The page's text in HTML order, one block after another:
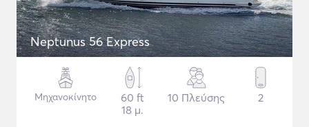
Neptunus 56 Express
Μηχανοκίνητο
60 ft
18 μ.
10 Πλεύσης 2